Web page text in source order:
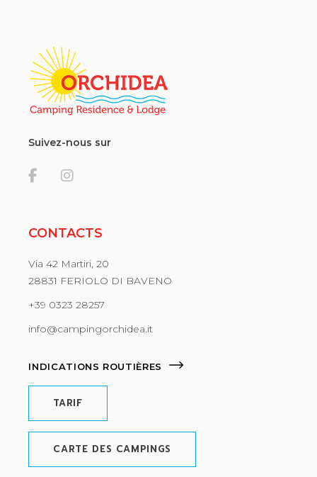
Suivez-nous sur
CONTACTS
Via 42 Martiri, 20
28831 FERIOLO DI BAVENO
+39 0323 28257
info@campingorchidea.it
INDICATIONS ROUTIÈRES
TARIF
CARTE DES CAMPINGS